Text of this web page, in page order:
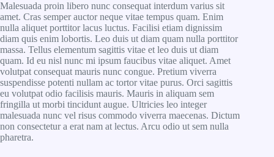
Malesuada proin libero nunc consequat interdum varius sit
amet. Cras semper auctor neque vitae tempus quam. Enim
nulla aliquet porttitor lacus luctus. Facilisi etiam dignissim
diam quis enim lobortis. Leo duis ut diam quam nulla porttitor
massa. Tellus elementum sagittis vitae et leo duis ut diam
quam. Id eu nisl nunc mi ipsum faucibus vitae aliquet. Amet
volutpat consequat mauris nunc congue. Pretium viverra
suspendisse potenti nullam ac tortor vitae purus. Orci sagittis
eu volutpat odio facilisis mauris. Mauris in aliquam sem
fringilla ut morbi tincidunt augue. Ultricies leo integer
malesuada nunc vel risus commodo viverra maecenas. Dictum
non consectetur a erat nam at lectus. Arcu odio ut sem nulla
pharetra.